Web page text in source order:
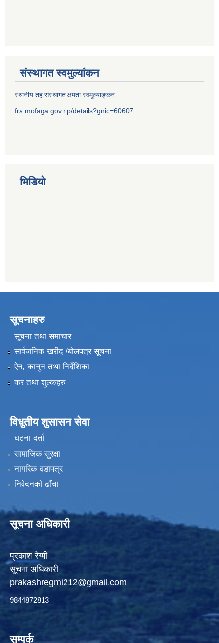
संस्थागत स्वमुल्यांकन
स्थानीय तह संस्थागत क्षमता स्वमूल्याङ्कन
fra.mofaga.gov.np/details?gnid=60607
भिडियो
सूचनाहरु
सूचना तथा समाचार
सार्वजनिक खरीद /बोलपत्र सूचना
ऐन, कानुन तथा निर्देशिका
कर तथा शुल्कहरु
विधुतीय शुसासन सेवा
घटना दर्ता
सामाजिक सुरक्षा
नागरिक वडापत्र
निवेदनको ढाँचा
सूचना अधिकारी
प्रकाश रेग्मी
सूचना अधिकारी
prakashregmi212@gmail.com
9844872813
सम्पर्क